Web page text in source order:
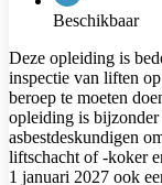
Beschikbaar
Deze opleiding is
inspectie van liften
beroep te moeten
opleiding is
asbestdeskundigen
liftschacht of -koker
1 januari 2027 ook